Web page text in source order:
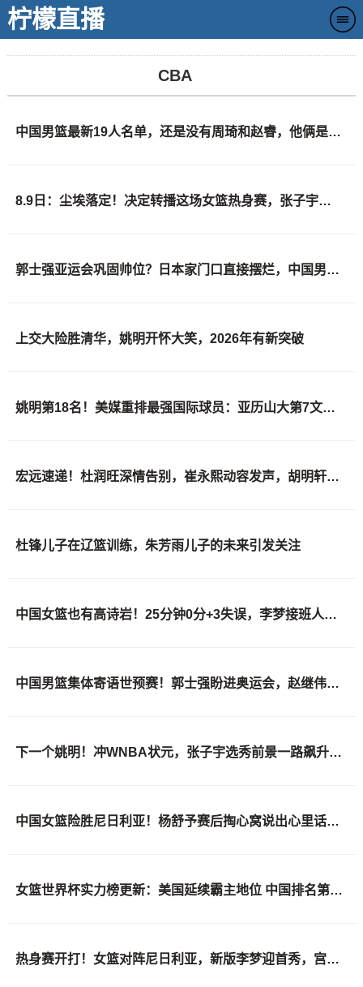
柠檬直播
CBA
中国男篮最新19人名单，还是没有周琦和赵睿，他俩是真回不来了
8.9日：尘埃落定！决定转播这场女篮热身赛，张子宇领衔，可韩旭李月汝全没来
郭士强亚运会巩固帅位？日本家门口直接摆烂，中国男篮全主力出击
上交大险胜清华，姚明开怀大笑，2026年有新突破
姚明第18名！美媒重排最强国际球员：亚历山大第7文班亚马屈居50
宏远速递！杜润旺深情告别，崔永熙动容发声，胡明轩正式归队
杜锋儿子在辽篮训练，朱芳雨儿子的未来引发关注
中国女篮也有高诗岩！25分钟0分+3失误，李梦接班人掉链子
中国男篮集体寄语世预赛！郭士强盼进奥运会，赵继伟强调彼此信任
下一个姚明！冲WNBA状元，张子宇选秀前景一路飙升，位居第二位
中国女篮险胜尼日利亚！杨舒予赛后掏心窝说出心里话，说的很实在
女篮世界杯实力榜更新：美国延续霸主地位 中国排名第六 日本位列第十
热身赛开打！女篮对阵尼日利亚，新版李梦迎首秀，宫鲁鸣检验成效